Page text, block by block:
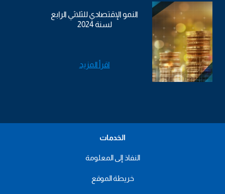
النمو الإقتصادي للثلاثي الرابع
لسنة 2024
اقرأ المزيد
الخدمات
النفاذ إلى المعلومة
خريطة الموقع